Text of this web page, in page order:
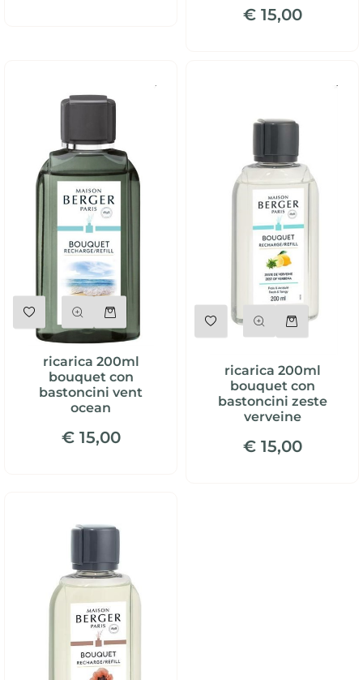
€ 15,00
ricarica 200ml
bouquet con
bastoncini vent
ocean
€ 15,00
Quantità
ricarica 200ml
bouquet con
bastoncini zeste
verveine
€ 15,00